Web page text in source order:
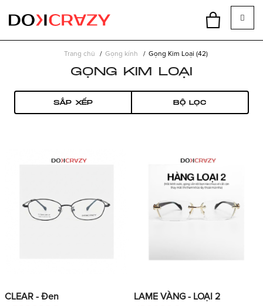
Trang chủ Gọng kính Gọng Kim Loại (42)
GỌNG KIM LOẠI
SẮP XẾP BỘ LỌC
CLEAR - Đen LAME VÀNG - LOẠI 2